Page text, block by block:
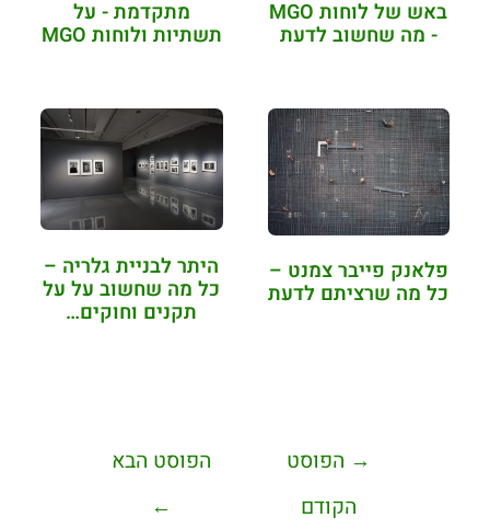
באש של לוחות MGO
- מה שחשוב לדעת
מתקדמת - על
תשתיות ולוחות MGO
פלאנק פייבר צמנט –
כל מה שרציתם לדעת
היתר לבניית גלריה –
כל מה שחשוב על על
תקנים וחוקים…
→ הפוסט
הקודם
הפוסט הבא
←